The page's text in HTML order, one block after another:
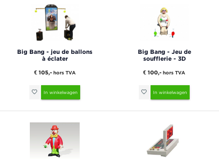
Big Bang - jeu de ballons
à éclater
€ 105,- hors TVA
In winkelwagen
Big Bang - Jeu de
soufflerie - 3D
€ 100,- hors TVA
In winkelwagen